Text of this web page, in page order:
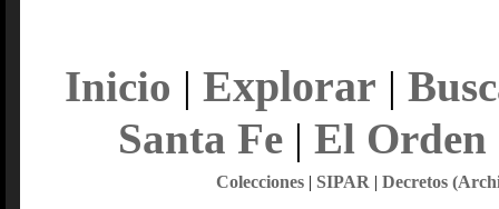
Inicio | Explorar |
Santa Fe| El Orden
Colecciones| SIPAR | Decretos